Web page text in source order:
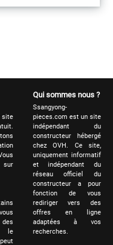
site
le
Qui sommes nous ?
Ssangyong-
pieces.com est un site
indépendant du
constructeur hébergé
chez OVH. Ce site,
uniquement informatif
et indépendant du
réseau officiel du
constructeur a pour
fonction de vous
rediriger vers des
offres en ligne
adaptées à vos
recherches.